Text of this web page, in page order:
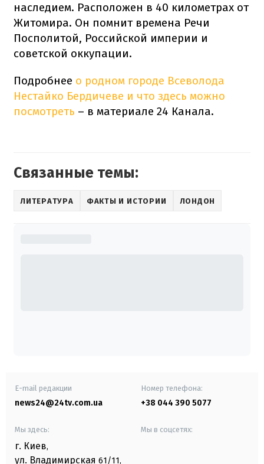
наследием. Расположен в 40 километрах от
Житомира. Он помнит времена Речи
Посполитой, Российской империи и
советской оккупации.
Подробнее о родном городе Всеволода
Нестайко Бердичеве и что здесь можно
посмотреть – в материале 24 Канала.
Связанные темы:
ЛИТЕРАТУРА ФАКТЫ И ИСТОРИИ ЛОНДОН
E-mail редакции
news24@24tv.com.ua
Номер телефона:
+38 044 390 5077
Мы здесь:
г. Киев,
ул. Владимирская 61/11,
Мы в соцсетях: